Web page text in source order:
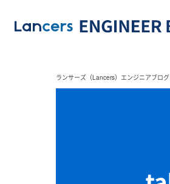
ランサーズ（Lancers）エンジニアブログ